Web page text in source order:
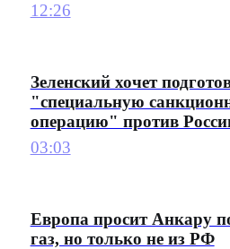
12:26
Зеленский хочет
"специальную
операцию" против
03:03
Европа просит Анкару
газ, но только не из РФ